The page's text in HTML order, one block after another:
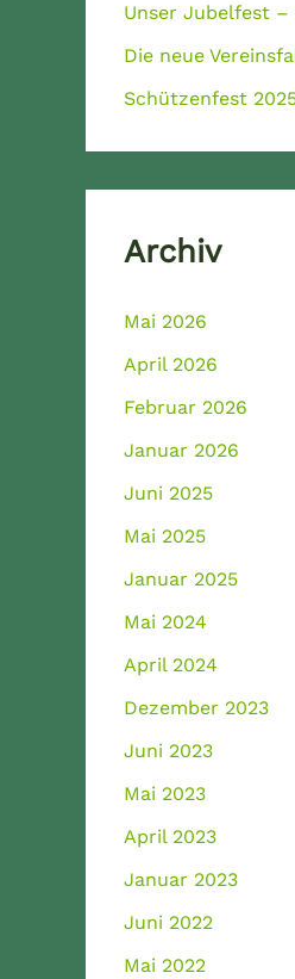
Unser Jubelfest –
Die neue
Schützenfest
Archiv
Mai 2026
April 2026
Februar 2026
Januar 2026
Juni 2025
Mai 2025
Januar 2025
Mai 2024
April 2024
Dezember 2023
Juni 2023
Mai 2023
April 2023
Januar 2023
Juni 2022
Mai 2022